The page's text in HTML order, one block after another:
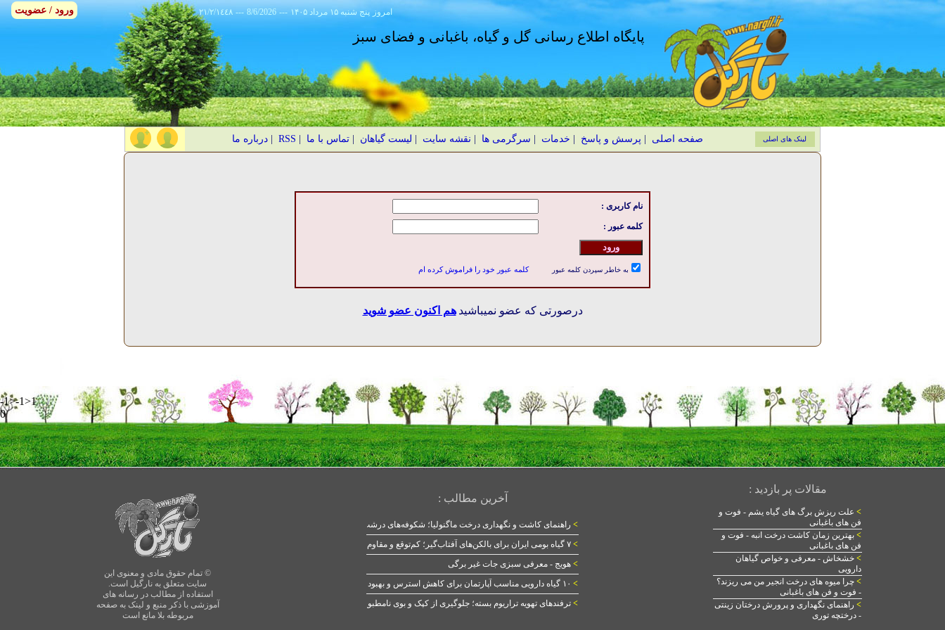
٢١/٢/١٤٤٨ --- 8/6/2026 --- ۱۴۰۵ پنج شنبه ۱۵ مرداد امروز
پایگاه اطلاع رسانی گل و گیاه، باغبانی و فضای سبز
صفحه اصلی پرسش و پاسخ خدمات سرگرمی ها نقشه سایت لیست گیاهان |تماس با ما RSS
|درباره ما لینک های اصلی
نام کاربری :
کلمه عبور :
به خاطر سپردن کلمه عبور کلمه عبور خود را فراموش کرده ام
درصورتی که عضو نمیباشید هم اکنون عضو شوید
-1>-1>1
0
© تمام حقوق مادی و معنوی این
سایت متعلق به نارگیل است.
استفاده از مطالب در رسانه های
آموزشی با ذکر منبع و لینک به صفحه
مربوطه بلا مانع است
آخرین مطالب :
> راهنمای کاشت و نگهداری درخت ماگنولیا؛ شکوفه‌های درشت در بهار
> ۷ گیاه بومی ایران برای بالکن‌های آفتاب‌گیر؛ کم‌توقع و مقاوم
> هویج - معرفی سبزی جات غیر برگی
> ۱۰ گیاه دارویی مناسب آپارتمان برای کاهش استرس و بهبود خواب
> ترفندهای تهویه تراریوم بسته؛ جلوگیری از کپک و بوی نامطبوع
مقالات پر بازدید :
> علت ریزش برگ های گیاه یشم - فوت و
فن های باغبانی
> بهترین زمان کاشت درخت انبه - فوت و
فن های باغبانی
> خشخاش - معرفی و خواص گیاهان
دارویی
> چرا میوه های درخت انجیر من می ریزند؟
- فوت و فن های باغبانی
> راهنمای نگهداری و پرورش درختان زینتی
- درختچه توری
ورود / عضویت